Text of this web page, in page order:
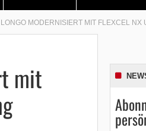
MODERNISIERT MIT FLEXCEL
mit